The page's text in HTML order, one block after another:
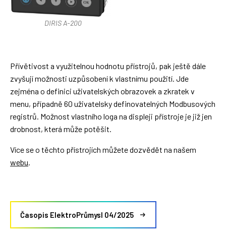
DIRIS A-200
Přívětivost a využitelnou hodnotu přístrojů, pak ještě dále
zvyšují možnosti uzpůsobení k vlastnímu použití. Jde
zejména o definici uživatelských obrazovek a zkratek v
menu, případně 60 uživatelsky definovatelných Modbusových
registrů. Možnost vlastního loga na displeji přístroje je již jen
drobnost, která může potěšit.
Více se o těchto přístrojích můžete dozvědět na našem
webu.
Časopis ElektroPrůmysl 04/2025